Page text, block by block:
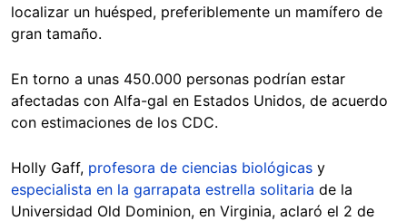
localizar un huésped, preferiblemente un mamífero de
gran tamaño.
En torno a unas 450.000 personas podrían estar
afectadas con Alfa-gal en Estados Unidos, de acuerdo
con estimaciones de los CDC.
Holly Gaff, profesora de ciencias biológicas y
especialista en la garrapata estrella solitaria de la
Universidad Old Dominion, en Virginia, aclaró el 2 de